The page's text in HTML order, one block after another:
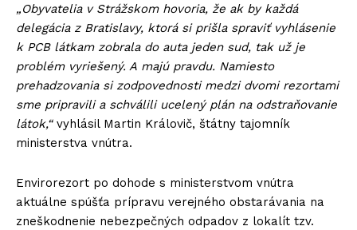
„Obyvatelia v Strážskom hovoria, že ak by každá
delegácia z Bratislavy, ktorá si prišla spraviť vyhlásenie
k PCB látkam zobrala do auta jeden sud, tak už je
problém vyriešený. A majú pravdu. Namiesto
prehadzovania si zodpovednosti medzi dvomi rezortami
sme pripravili a schválili ucelený plán na odstraňovanie
látok,“ vyhlásil Martin Královič, štátny tajomník
ministerstva vnútra.
Envirorezort po dohode s ministerstvom vnútra
aktuálne spúšťa prípravu verejného obstarávania na
zneškodnenie nebezpečných odpadov z lokalít tzv.